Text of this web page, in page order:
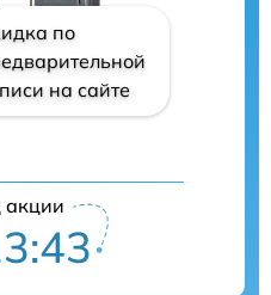
по
на сайте
акции